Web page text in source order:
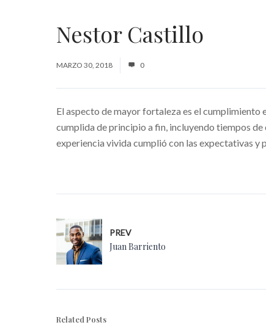
Nestor Castillo
MARZO 30, 2018 0
El aspecto de mayor fortaleza es el cumplimiento
cumplida de principio a fin, incluyendo tiempos
experiencia vivida cumplió con las expectativas y
PREV
Juan Barriento
Related Posts